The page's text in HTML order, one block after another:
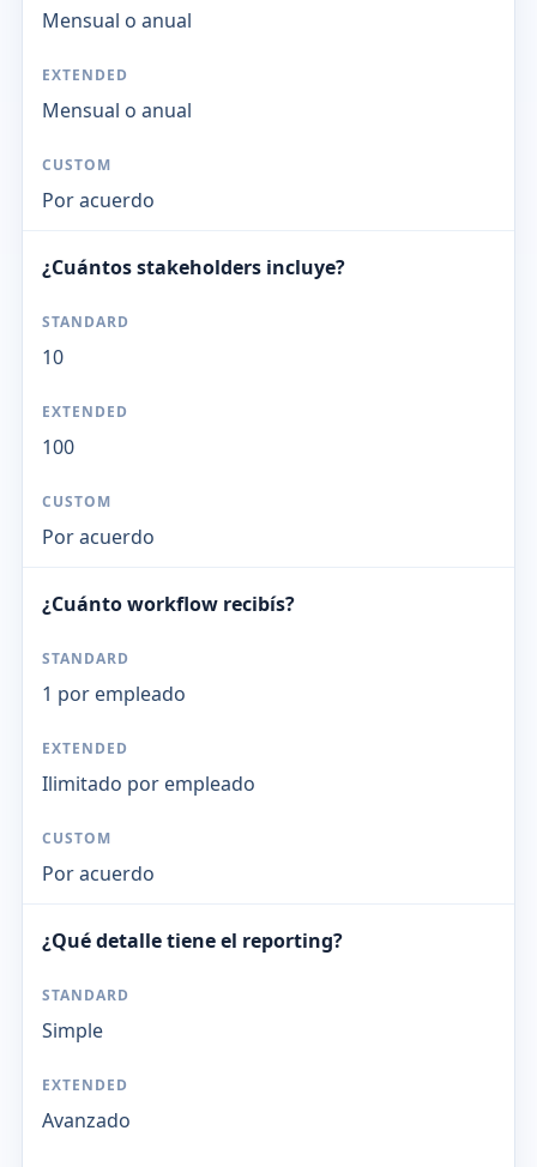
Mensual o anual
Mensual o anual
Por acuerdo
¿Cuántos stakeholders incluye?
10
100
Por acuerdo
¿Cuánto workflow recibís?
1 por empleado
Ilimitado por empleado
Por acuerdo
¿Qué detalle tiene el reporting?
Simple
Avanzado